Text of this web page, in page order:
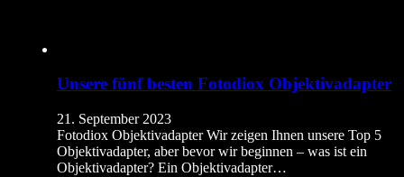
Unsere fünf besten Fotodiox Objektivadapter
21. September 2023
Fotodiox Objektivadapter Wir zeigen Ihnen unsere Top 5
Objektivadapter, aber bevor wir beginnen – was ist ein
Objektivadapter? Ein Objektivadapter…